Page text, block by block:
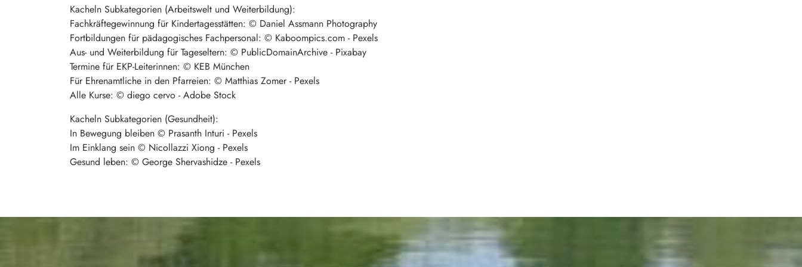
Kacheln Subkategorien (Arbeitswelt und Weiterbildung):
Fachkräftegewinnung für Kindertagesstätten: © Daniel Assmann Photography
Fortbildungen für pädagogisches Fachpersonal: © Kaboompics.com - Pexels
Aus- und Weiterbildung für Tageseltern: © PublicDomainArchive - Pixabay
Termine für EKP-Leiterinnen: © KEB München
Für Ehrenamtliche in den Pfarreien: © Matthias Zomer - Pexels
Alle Kurse: © diego cervo - Adobe Stock
Kacheln Subkategorien (Gesundheit):
In Bewegung bleiben © Prasanth Inturi - Pexels
Im Einklang sein © Nicollazzi Xiong - Pexels
Gesund leben: © George Shervashidze - Pexels